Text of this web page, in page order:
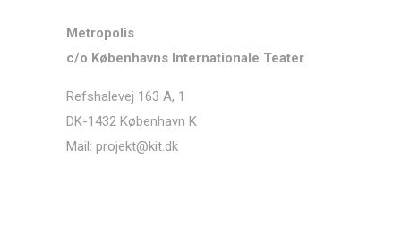
Metropolis
c/o Københavns Internationale Teater
Refshalevej 163 A, 1
DK-1432 København K
Mail: projekt@kit.dk